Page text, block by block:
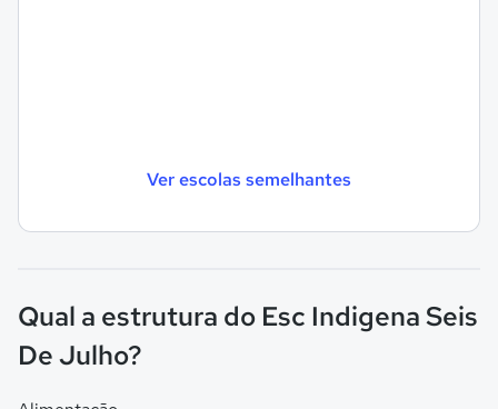
Ver escolas semelhantes
Qual a estrutura do Esc Indigena Seis
De Julho?